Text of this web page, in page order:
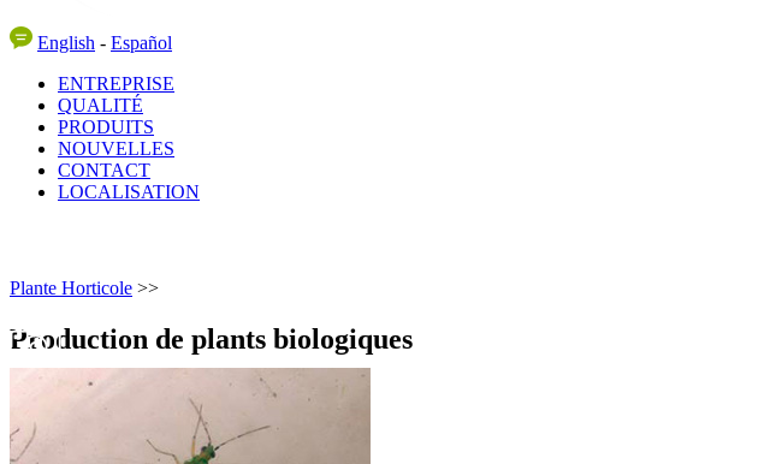
English - Español
ENTREPRISE
QUALITÉ
PRODUITS
NOUVELLES
CONTACT
LOCALISATION
Plante Horticole >>
Production de plants biologiques